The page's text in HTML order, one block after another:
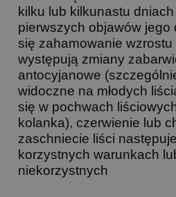
kilku lub kilkunastu
pierwszych objawów jego
się zahamowanie
występują zmiany
antocyjanowe
widoczne na młodych
się w pochwach
kolanka), czerwienie lub
zaschniecie liści
korzystnych warunkach
niekorzystnych